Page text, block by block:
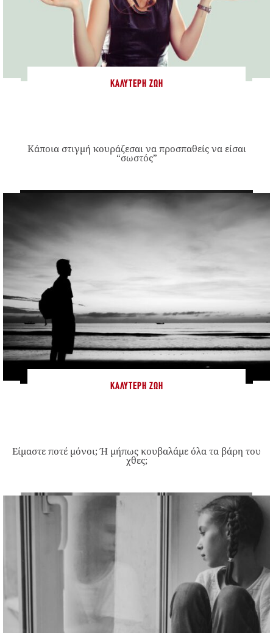
ΚΑΛΎΤΕΡΗ ΖΩΉ
Κάποια στιγμή κουράζεσαι να προσπαθείς να είσαι
“σωστός”
ΚΑΛΎΤΕΡΗ ΖΩΉ
Είμαστε ποτέ μόνοι; Ή μήπως κουβαλάμε όλα τα βάρη του
χθες;